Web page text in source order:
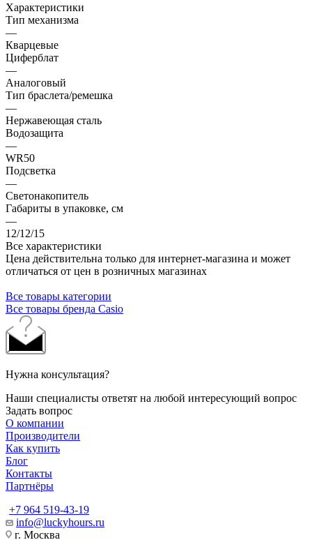
Характеристики
Тип механизма
—
Кварцевые
Циферблат
—
Аналоговый
Тип браслета/ремешка
—
Нержавеющая сталь
Водозащита
—
WR50
Подсветка
—
Светонакопитель
Габариты в упаковке, см
—
12/12/15
Все характеристики
Цена действительна только для интернет-магазина и может
отличаться от цен в розничных магазинах
Все товары категории
Все товары бренда Casio
Нужна консультация?
Наши специалисты ответят на любой интересующий вопрос
Задать вопрос
О компании
Производители
Как купить
Блог
Контакты
Партнёры
+7 964 519-43-19
info@luckyhours.ru
г. Москва